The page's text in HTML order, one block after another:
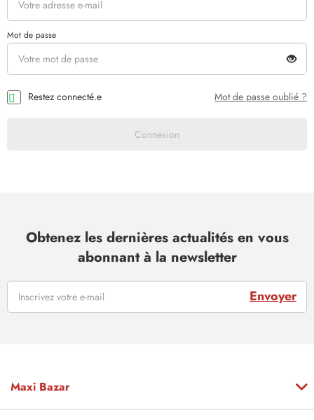
Mot de passe
Restez connecté.e Mot de passe oublié ?
Connexion
Obtenez les dernières actualités en vous
abonnant à la newsletter
Envoyer
Maxi Bazar